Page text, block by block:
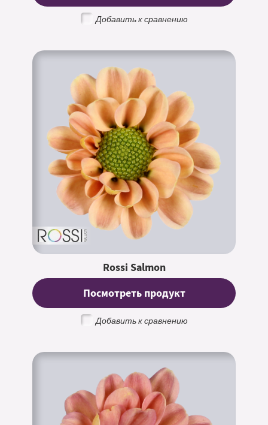
Добавить к сравнению
Rossi Salmon
Посмотреть продукт
Добавить к сравнению